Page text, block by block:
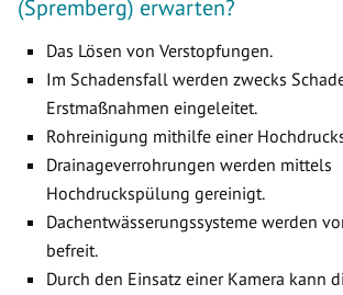
(Spremberg) erwarten?
Das Lösen von Verstopfungen.
Im Schadensfall werden zwecks
Erstmaßnahmen eingeleitet.
Rohreinigung mithilfe einer
Drainageverrohrungen werden mittels
Hochdruckspülung gereinigt.
Dachentwässerungssysteme werden
befreit.
Durch den Einsatz einer Kamera kann